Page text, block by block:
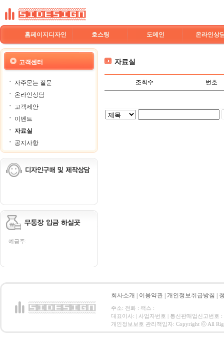
홈페이지디자인 호스팅 도메인 온라인상
고객센터
자주묻는 질문
온라인상담
고객제안
이벤트
자료실
공지사항
예금주:
자료실
조회수 번호
회사소개 이용약관 개인정보취급방침
주소: 전화 : 팩스 :
대표이사: | 사업자번호 | 통신판매업신고번호 :
개인정보보호 관리책임자: Copyright ⓒ All